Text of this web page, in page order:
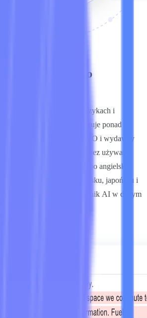
Treści AI do
się we wszystkich językach i
jest wielojęzyczny i obsługuje ponad 50
nauczyciele, eksperci SEO i wydawcy
artykuły, raporty i wnioski bez używania
od tego, czy piszesz po angielsku,
niemiecku, włosku, francusku, japońsku i
Lynote może określić wynik AI w danym